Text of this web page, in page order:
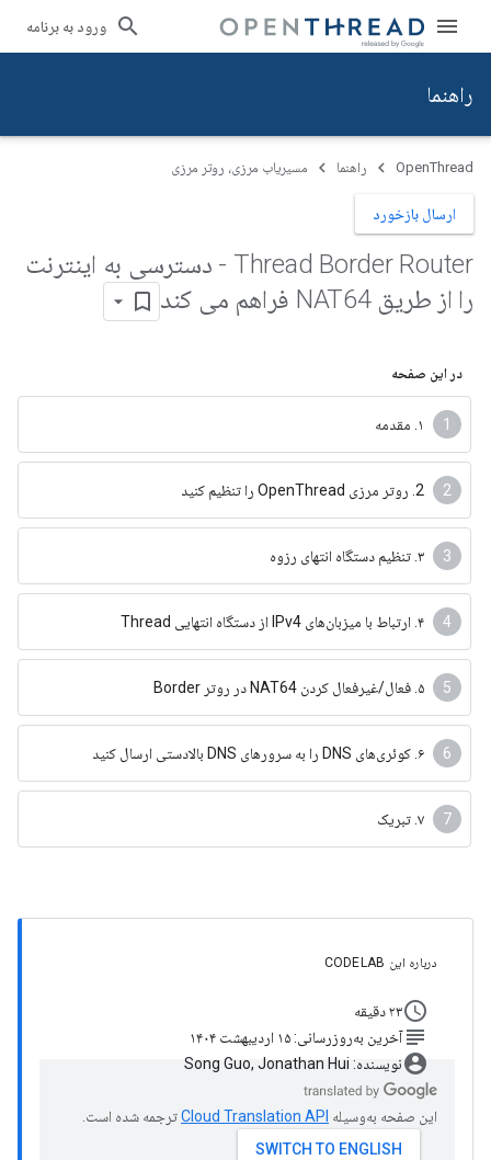
ورود به برنامه
راهنما
OpenThread راهنما مسیریاب مرزی، روتر مرزی
ارسال بازخورد
Thread Border Router - دسترسی به اینترنت
را از طریق NAT64 فراهم می کند
در این صفحه
۱. مقدمه
2. روتر مرزی OpenThread را تنظیم کنید
۳. تنظیم دستگاه انتهای رزوه
۴. ارتباط با میزبان‌های IPv4 از دستگاه انتهایی Thread
۵. فعال/غیرفعال کردن NAT64 در روتر Border
۶. کوئری‌های DNS را به سرورهای DNS بالادستی ارسال کنید
۷. تبریک
درباره این CODELAB
schedule۲۳ دقیقه
subjectآخرین به‌روزرسانی: ۱۵ اردیبهشت ۱۴۰۴
account_circleنویسنده: Song Guo, Jonathan Hui
این صفحه به‌وسیله ترجمه شده است.